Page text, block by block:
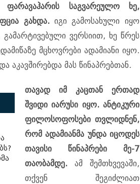
ფარავაჰარის საგვარეულო ხე,
გახდა.იგი გამოსახული იყო
ვერსიით, ხე წრეს
მცხოვრები ადამიანი იყო.
აკავშირებდა მას წინაპრებთან.
თავად იმ კაცთან ერთად
შვიდი იარუსი იყო. ანტიკური
ფილოსოფოსები თვლიდნენ,
რომ ადამიანმა უნდა იცოდეს
თავისი წინაპრები მე-7
თაობამდე. ამ შემთხვევაში,
თქვენ შეგიძლიათ